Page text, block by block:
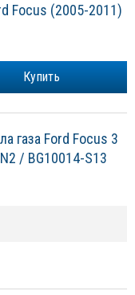
Focus (2005-2011)
Купить
газа Ford Focus 3
/ BG10014-S13